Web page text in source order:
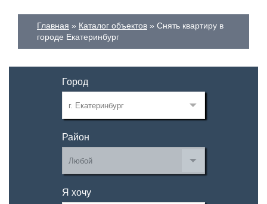
Главная Каталог объектов
Снять квартиру в
городе Екатеринбург
Город
Район
Я хочу